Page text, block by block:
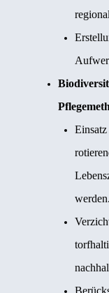
werden.